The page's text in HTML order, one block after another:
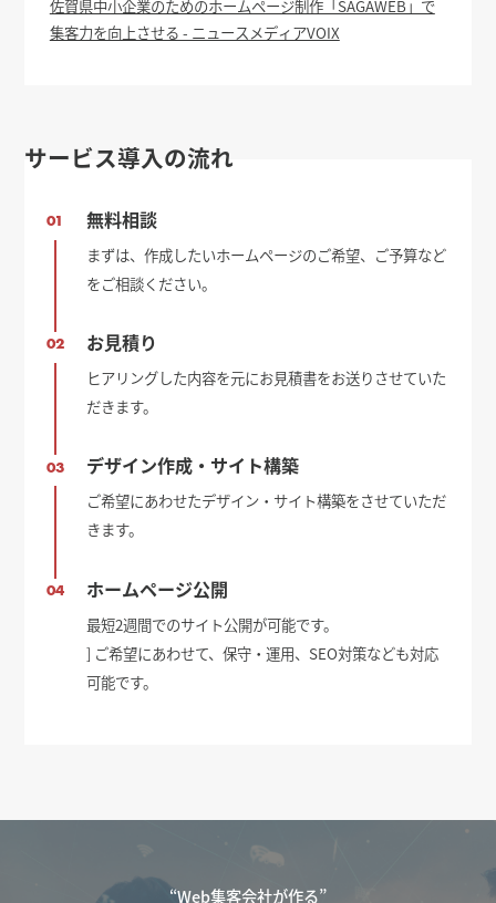
佐賀県中小企業のためのホームページ制作「SAGAWEB」で
集客力を向上させる - ニュースメディアVOIX
サービス導入の流れ
01 無料相談
まずは、作成したいホームページのご希望、ご予算など
をご相談ください。
02 お見積り
ヒアリングした内容を元にお見積書をお送りさせていた
だきます。
03 デザイン作成・サイト構築
ご希望にあわせたデザイン・サイト構築をさせていただ
きます。
04 ホームページ公開
最短2週間でのサイト公開が可能です。
] ご希望にあわせて、保守・運用、SEO対策なども対応
可能です。
“Web集客会社が作る”